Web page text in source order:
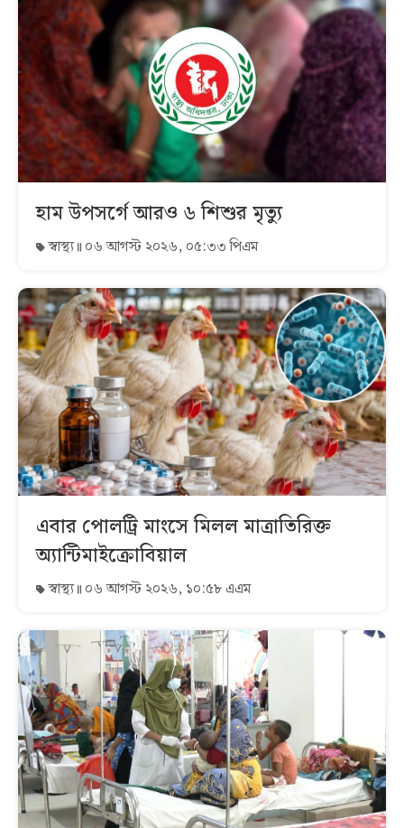
হাম উপসর্গে আরও ৬ শিশুর মৃত্যু
স্বাস্থ্য ০৬ আগস্ট ২০২৬, ০৫:৩৩ পিএম
এবার পোলট্রি মাংসে মিলল মাত্রাতিরিক্ত
অ্যান্টিমাইক্রোবিয়াল
স্বাস্থ্য ০৬ আগস্ট ২০২৬, ১০:৫৮ এএম